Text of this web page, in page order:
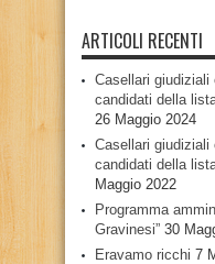
ARTICOLI RECENTI
Casellari giudiziali
candidati della
26 Maggio 2024
Casellari giudiziali
candidati della
Maggio 2022
Programma
Gravinesi” 30
Eravamo ricchi 7